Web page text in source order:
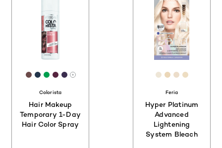
[Color]: #6C4B4A
[Color]: #23354B
[Color]: #009F4F
[Color]: #56243F
[Color]: #3A2D4E
Hay más tonos disponibles
Colorista
Hair Makeup
Temporary 1-Day
Hair Color Spray
[Color]:
[Color]:
[Color]:
[Color]:
Feria
Hyper Platinum
Advanced
Lightening
System Bleach